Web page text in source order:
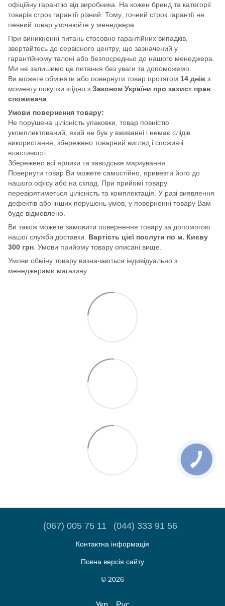
офіційну гарантію від виробника. На кожен бренд та категорії
товарів строк гарантії різний. Тому, точний строк гарантії не
певний товар уточнюйте у менеджера.
При виникненні питань стосовно гарантійних випадків,
звертайтесь до сервісного центру, що зазначений у
гарантійному талоні або безпосредньо до нашого менеджера.
Ми не залишимо це питання без уваги та допоможемо.
Ви можете обміняти або повернути товар протягом 14 днів з
моменту покупки згідно з Законом України про захист прав
споживача
Умови повернення товару:
Не порушена цілісність упаковки, товар повністю
укомплектований, який не був у вживанні і немає слідів
використання, збережено товарний вигляд і споживчі
властивості.
Збережено всі ярлики та заводське маркування.
Повернути товар Ви можете самостійно, привезти його до
нашого офісу або на склад. При прийомі товару
перевірятиметься цілісність та комплектація. У разі виявлення
дефектів або інших порушень умов, у поверненні товару Вам
буде відмовлено.
Ви також можете замовити повернення товару за допомогою
нашої служби доставки. Вартість цієї послуги по м. Києву
300 грн . Умови прийому товару описані вище.
Умови обміну товару визначаються індивідуально з
менеджерами магазину.
(067) 005 75 11 (044) 333 91 56
Контактна інформація
Повна версія сайту
© 2026